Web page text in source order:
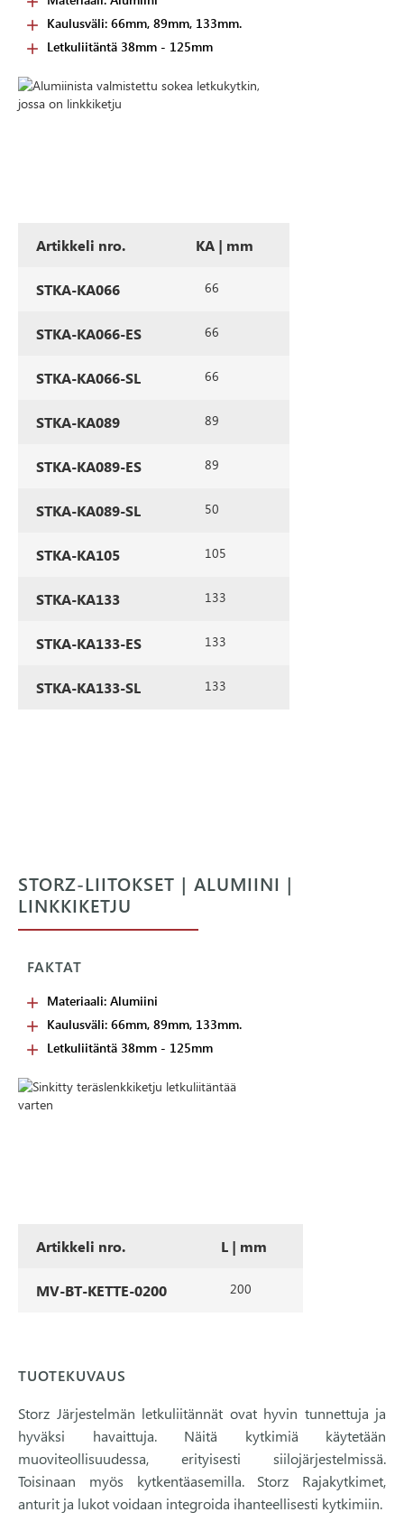
Kaulusväli: 66mm, 89mm, 133mm.
Letkuliitäntä 38mm - 125mm
Artikkeli nro. KA | mm
STKA-KA066 66
STKA-KA066-ES 66
STKA-KA066-SL 66
STKA-KA089 89
STKA-KA089-ES 89
STKA-KA089-SL 50
STKA-KA105 105
STKA-KA133 133
STKA-KA133-ES 133
STKA-KA133-SL 133
STORZ-LIITOKSET | ALUMIINI |
LINKKIKETJU
FAKTAT
Materiaali: Alumiini
Kaulusväli: 66mm, 89mm, 133mm.
Letkuliitäntä 38mm - 125mm
Artikkeli nro. L | mm
MV-BT-KETTE-0200 200
TUOTEKUVAUS
Storz Järjestelmän letkuliitännät ovat hyvin tunnettuja ja
hyväksi havaittuja. Näitä kytkimiä käytetään
muoviteollisuudessa, erityisesti siilojärjestelmissä.
Toisinaan myös kytkentäasemilla. Storz Rajakytkimet,
anturit ja lukot voidaan integroida ihanteellisesti kytkimiin.